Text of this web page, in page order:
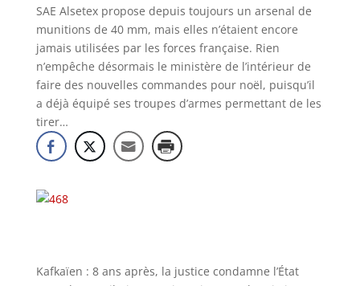
SAE Alsetex propose depuis toujours un arsenal de
munitions de 40 mm, mais elles n’étaient encore
jamais utilisées par les forces française. Rien
n’empêche désormais le ministère de l’intérieur de
faire des nouvelles commandes pour noël, puisqu’il
a déjà équipé ses troupes d’armes permettant de les
tirer…
Kafkaïen : 8 ans après, la justice condamne l’État